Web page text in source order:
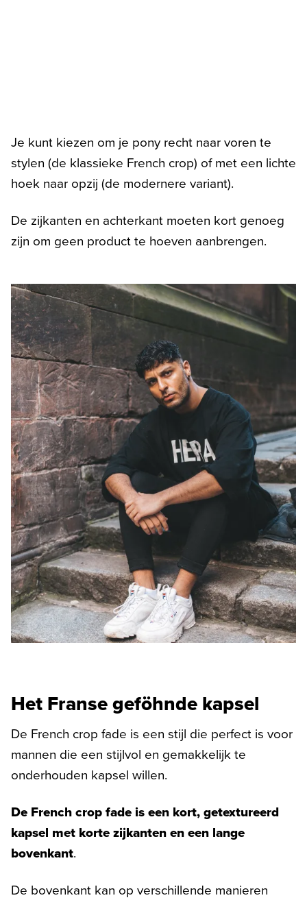
Je kunt kiezen om je pony recht naar voren te
stylen (de klassieke French crop) of met een lichte
hoek naar opzij (de modernere variant).
De zijkanten en achterkant moeten kort genoeg
zijn om geen product te hoeven aanbrengen.
Het Franse geföhnde kapsel
De French crop fade is een stijl die perfect is voor
mannen die een stijlvol en gemakkelijk te
onderhouden kapsel willen.
De French crop fade is een kort, getextureerd
kapsel met korte zijkanten en een lange
bovenkant.
De bovenkant kan op verschillende manieren